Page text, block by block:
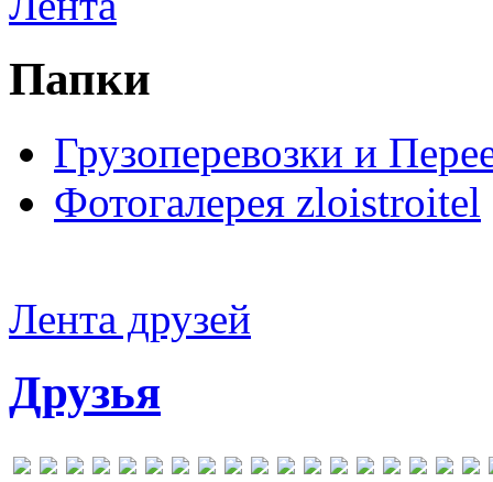
Папки
Грузоперевозки и
Фотогалерея zloistroitel
Лента друзей
Друзья